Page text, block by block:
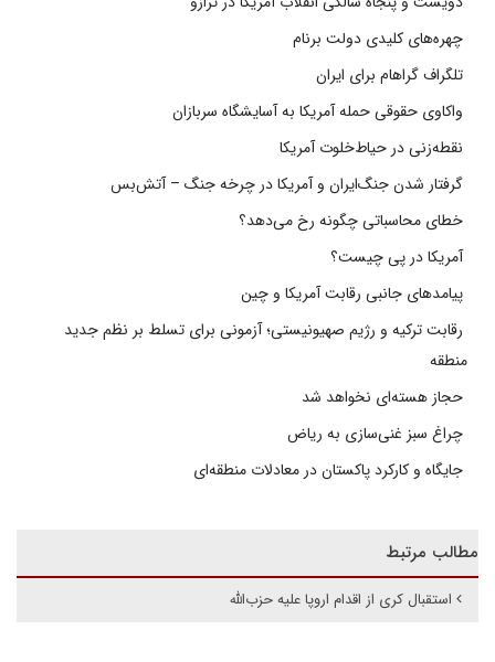
چهره‌های کلیدی دولت برنام
تلگراف گراهام برای ایران
واکاوی حقوقی حمله آمریکا به آسایشگاه سربازان
نقطه‌زنی در حیاط‌خلوت آمریکا
گرفتار شدن جنگ‌ایران و آمریکا در چرخه جنگ – آتش‌بس
خطای محاسباتی چگونه رخ می‌دهد؟
آمریکا در پی چیست؟
پیامدهای جانبی رقابت آمریکا و چین
رقابت ترکیه و رژیم صهیونیستی؛ آزمونی برای تسلط بر نظم جدید
منطقه
حجاز هسته‌ای نخواهد شد
چراغ سبز غنی‌سازی به ریاض
جایگاه و کارکرد پاکستان در معادلات منطقه‌ای
مطالب مرتبط
استقبال کری از اقدام اروپا علیه حزب‌الله